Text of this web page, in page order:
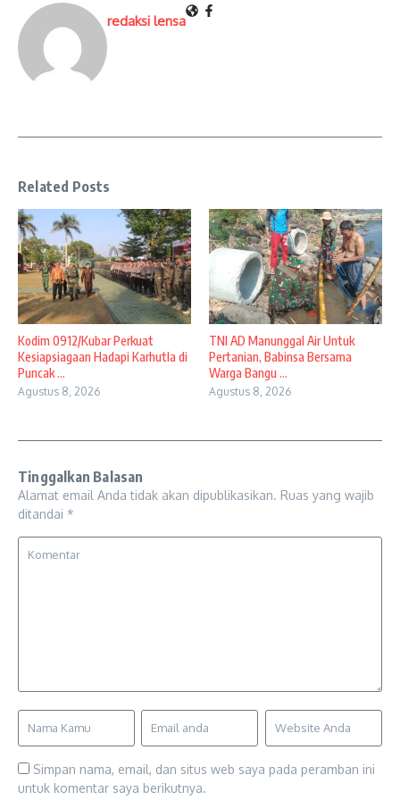
redaksi lensa
Related Posts
Kodim 0912/Kubar Perkuat
Kesiapsiagaan Hadapi Karhutla di
Puncak ...
Agustus 8, 2026
TNI AD Manunggal Air Untuk
Pertanian, Babinsa Bersama
Warga Bangu ...
Agustus 8, 2026
Tinggalkan Balasan
Alamat email Anda tidak akan dipublikasikan. Ruas yang wajib
ditandai *
Simpan nama, email, dan situs web saya pada peramban ini
untuk komentar saya berikutnya.